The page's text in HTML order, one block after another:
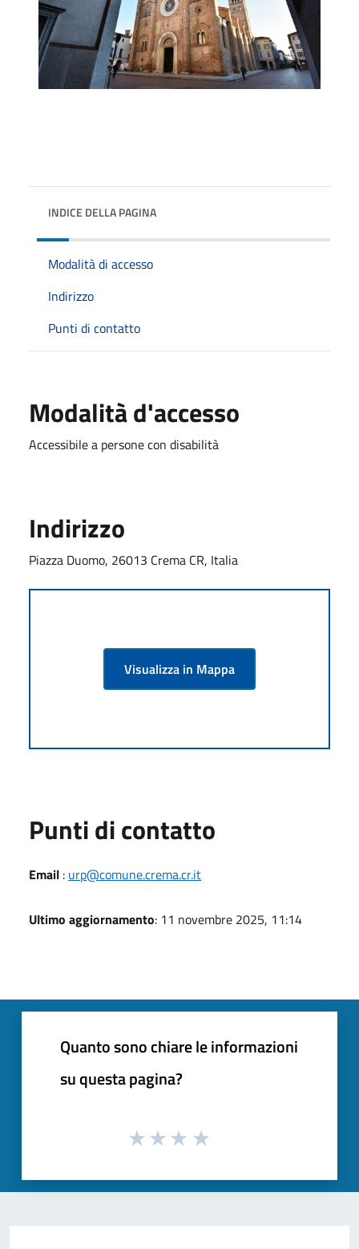
INDICE DELLA PAGINA
Modalità di accesso
Indirizzo
Punti di contatto
Modalità d'accesso
Accessibile a persone con disabilità
Indirizzo
Piazza Duomo, 26013 Crema CR, Italia
Visualizza in Mappa
Punti di contatto
Email : urp@comune.crema.cr.it
Ultimo aggiornamento: 11 novembre 2025, 11:14
Quanto sono chiare le informazioni
su questa pagina?